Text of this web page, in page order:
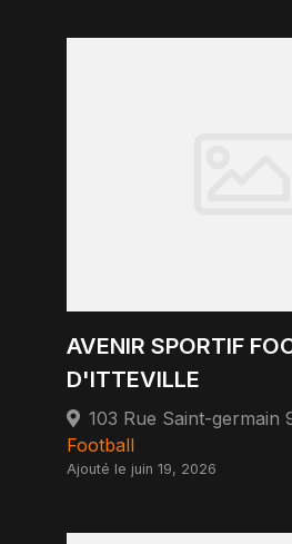
AVENIR SPORTIF
D'ITTEVILLE
103 Rue Saint-germain
Football
Ajouté le juin 19, 2026